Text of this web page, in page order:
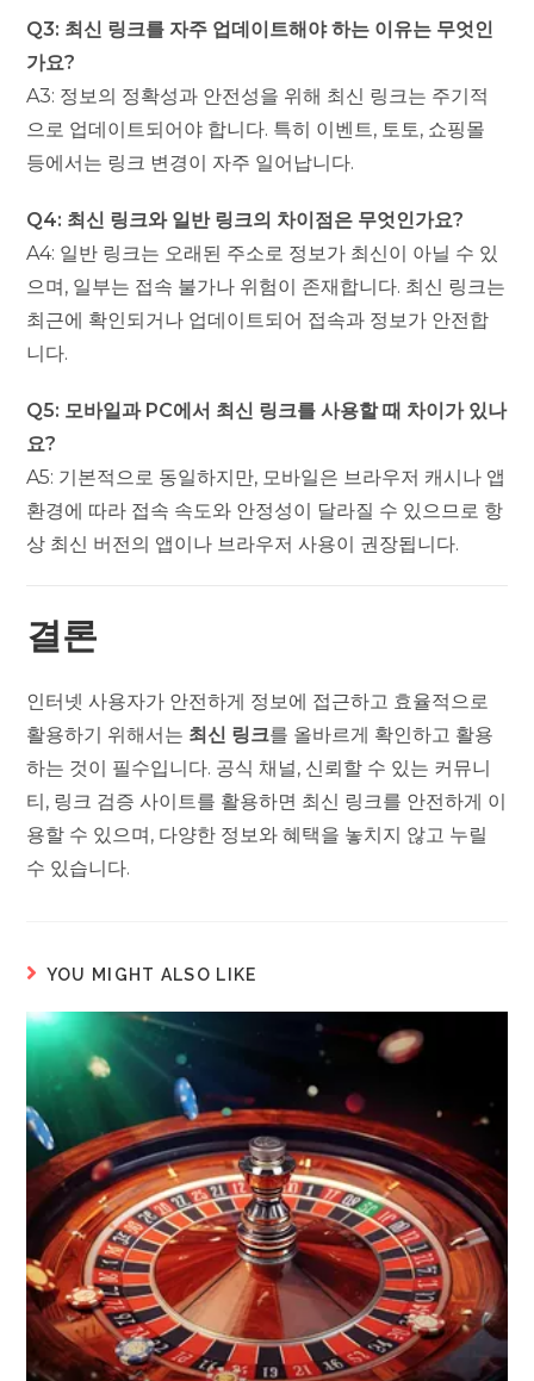
Q3: 최신 링크를 자주 업데이트해야 하는 이유는 무엇인
가요?
A3: 정보의 정확성과 안전성을 위해 최신 링크는 주기적
으로 업데이트되어야 합니다. 특히 이벤트, 토토, 쇼핑몰
등에서는 링크 변경이 자주 일어납니다.
Q4: 최신 링크와 일반 링크의 차이점은 무엇인가요?
A4: 일반 링크는 오래된 주소로 정보가 최신이 아닐 수 있
으며, 일부는 접속 불가나 위험이 존재합니다. 최신 링크는
최근에 확인되거나 업데이트되어 접속과 정보가 안전합
니다.
Q5: 모바일과 PC에서 최신 링크를 사용할 때 차이가 있나
요?
A5: 기본적으로 동일하지만, 모바일은 브라우저 캐시나 앱
환경에 따라 접속 속도와 안정성이 달라질 수 있으므로 항
상 최신 버전의 앱이나 브라우저 사용이 권장됩니다.
결론
인터넷 사용자가 안전하게 정보에 접근하고 효율적으로
활용하기 위해서는 최신 링크를 올바르게 확인하고 활용
하는 것이 필수입니다. 공식 채널, 신뢰할 수 있는 커뮤니
티, 링크 검증 사이트를 활용하면 최신 링크를 안전하게 이
용할 수 있으며, 다양한 정보와 혜택을 놓치지 않고 누릴
수 있습니다.
YOU MIGHT ALSO LIKE